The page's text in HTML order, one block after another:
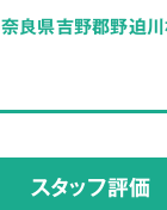
奈良県吉野郡野迫
スタッフ評価